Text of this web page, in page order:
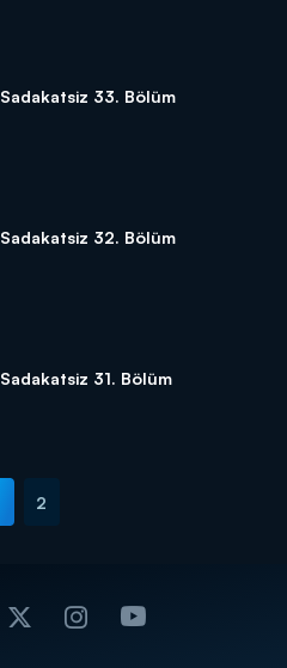
Sadakatsiz 33. Bölüm
Sadakatsiz 32. Bölüm
Sadakatsiz 31. Bölüm
2